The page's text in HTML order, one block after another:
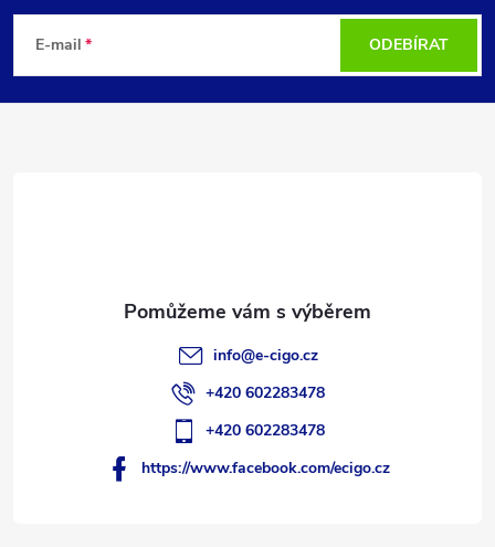
p
E-mail ODEBÍRAT
info@e-cigo.cz
+420 602283478
+420 602283478
https://www.facebook.com/ecigo.cz